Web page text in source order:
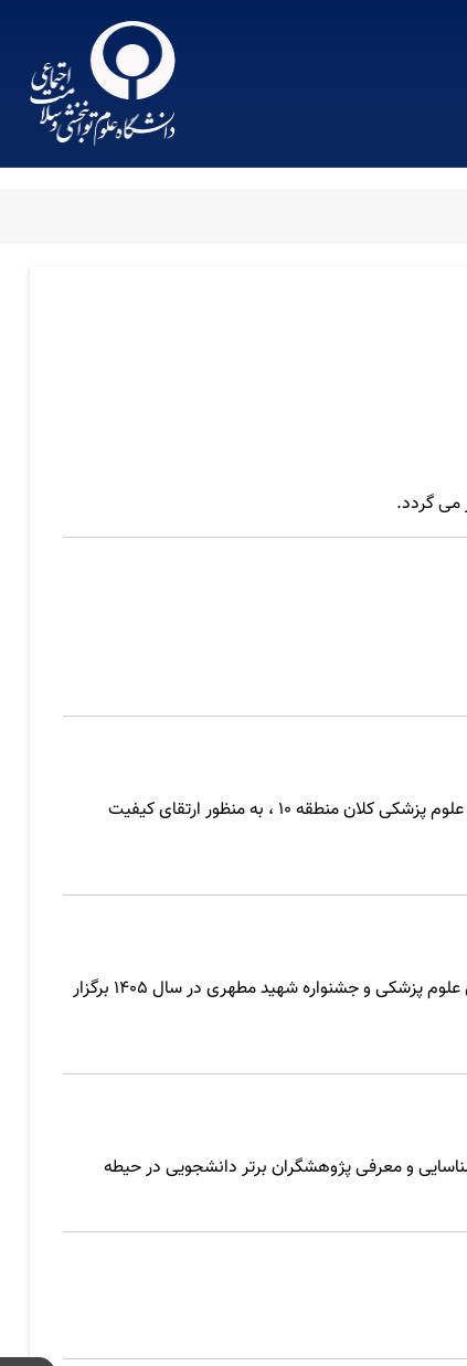
می گردد.
هشتمین جشنواره دانشجویی توسعه آموزش با هدف شناسایی و معرفی آثار دانشجویان رشته های مختلف علوم پزشکی کلان منطقه ١٠ ، به منظور ارتقای کیفیت
هشتمین جشنواره دانشجویی ایده های نوآورانه آموزشی در سال 1405 و همزمان با همایش کشوری آموزش علوم پزشکی و جشنواره شهید مطهری در سال 1405 برگزار
و معرفی پژوهشگران برتر دانشجویی در حیطه